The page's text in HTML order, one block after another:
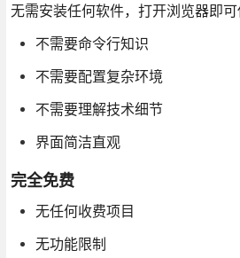
无需安装任何软件，打开浏览器即可
不需要命令行知识
不需要配置复杂环境
不需要理解技术细节
界面简洁直观
完全免费
无任何收费项目
无功能限制